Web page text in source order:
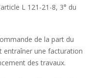
L 121-21-8, 3° du
de la part du
entraîner une facturation
des travaux.